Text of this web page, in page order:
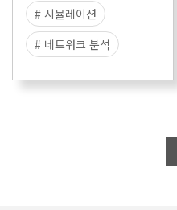
# 시뮬레이션
# 네트워크 분석